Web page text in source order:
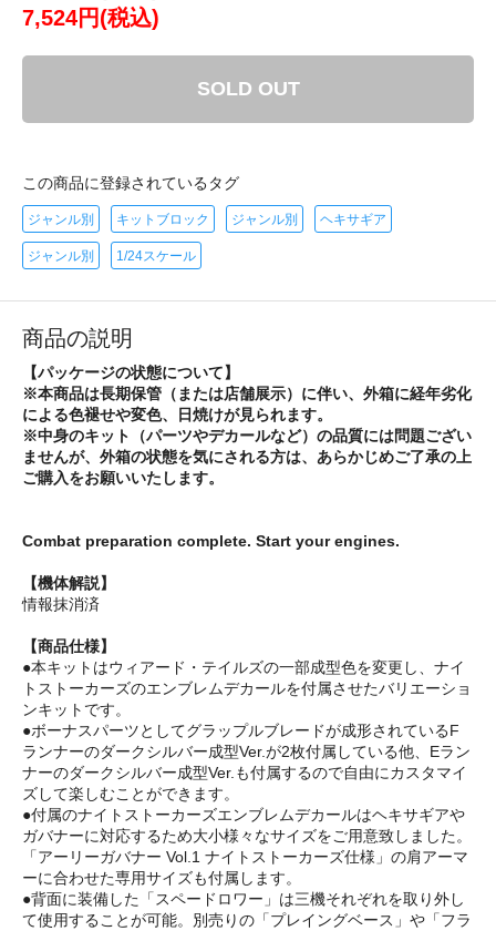
7,524円(税込)
SOLD OUT
この商品に登録されているタグ
ジャンル別 キットブロック ジャンル別 ヘキサギア
ジャンル別 1/24スケール
商品の説明
【パッケージの状態について】
※本商品は長期保管（または店舗展示）に伴い、外箱に経年劣化
による色褪せや変色、日焼けが見られます。
※中身のキット（パーツやデカールなど）の品質には問題ござい
ませんが、外箱の状態を気にされる方は、あらかじめご了承の上
ご購入をお願いいたします。
Combat preparation complete. Start your engines.
【機体解説】
情報抹消済
【商品仕様】
●本キットはウィアード・テイルズの一部成型色を変更し、ナイ
トストーカーズのエンブレムデカールを付属させたバリエーショ
ンキットです。
●ボーナスパーツとしてグラップルブレードが成形されているF
ランナーのダークシルバー成型Ver.が2枚付属している他、Eラン
ナーのダークシルバー成型Ver.も付属するので自由にカスタマイ
ズして楽しむことができます。
●付属のナイトストーカーズエンブレムデカールはヘキサギアや
ガバナーに対応するため大小様々なサイズをご用意致しました。
「アーリーガバナー Vol.1 ナイトストーカーズ仕様」の肩アーマ
ーに合わせた専用サイズも付属します。
●背面に装備した「スペードロワー」は三機それぞれを取り外し
て使用することが可能。別売りの「プレイングベース」や「フラ